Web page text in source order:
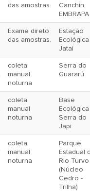
das amostras.
Canchin,
EMBRAPA
Exame direto
das amostras.
Estação
Ecológica
Jataí
coleta
manual
noturna
Serra do
Guararú
coleta
manual
noturna
Base
Ecológica
Serra do
Japi
coleta
manual
noturna
Parque
Estadual
Rio Turvo
(Núcleo
Cedro -
Trilha)